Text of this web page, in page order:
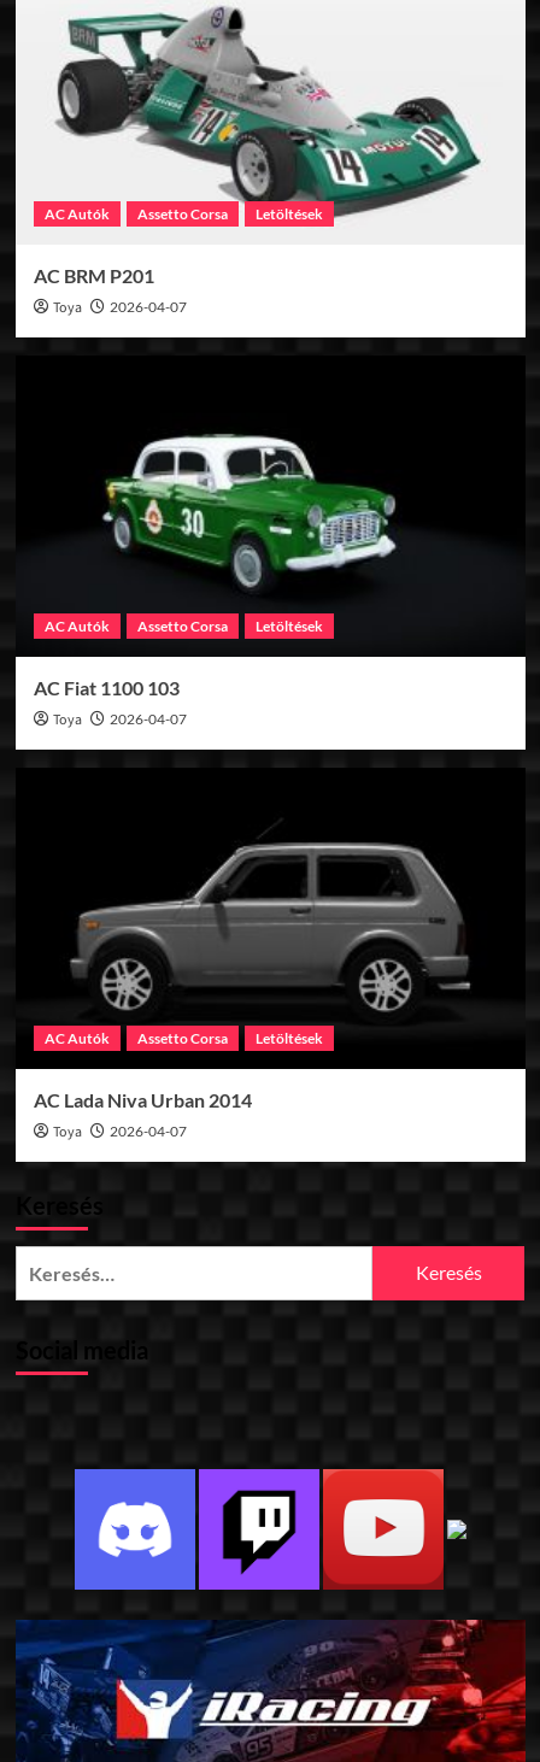
AC Autók Assetto Corsa Letöltések
AC BRM P201
Toya 2026-04-07
AC Autók Assetto Corsa Letöltések
AC Fiat 1100 103
Toya 2026-04-07
AC Autók Assetto Corsa Letöltések
AC Lada Niva Urban 2014
Toya 2026-04-07
Keresés
Social media